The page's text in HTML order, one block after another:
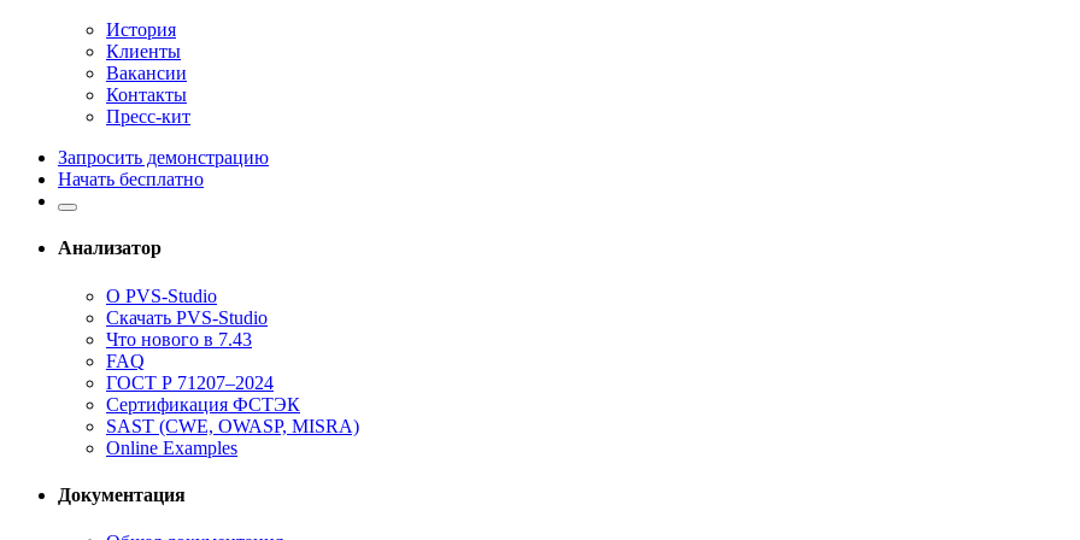
История
Клиенты
Вакансии
Контакты
Пресс-кит
Запросить демонстрацию
Начать бесплатно
Анализатор
О PVS-Studio
Скачать PVS-Studio
Что нового в 7.43
FAQ
ГОСТ Р 71207–2024
Сертификация ФСТЭК
SAST (CWE, OWASP, MISRA)
Online Examples
Документация